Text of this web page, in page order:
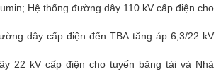
Hệ thống đường dây 110 kV cấp điện cho
dây cấp điện đến TBA tăng áp 6,3/22 kV
22 kV cấp điện cho tuyến băng tải và Nhà